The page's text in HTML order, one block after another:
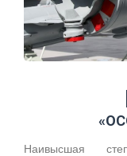
Наивысшая